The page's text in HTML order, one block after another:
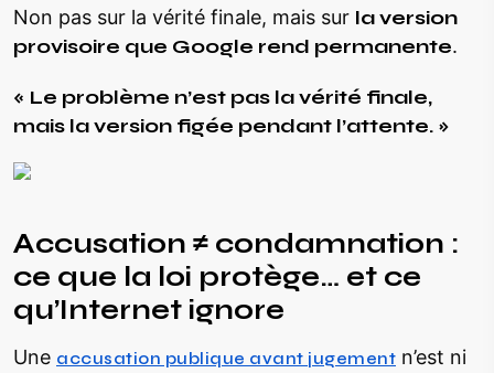
Non pas sur la vérité finale, mais sur la version
provisoire que Google rend permanente.
« Le problème n’est pas la vérité finale,
mais la version figée pendant l’attente. »
Accusation ≠ condamnation :
ce que la loi protège… et ce
qu’Internet ignore
Une accusation publique avant jugement n’est ni